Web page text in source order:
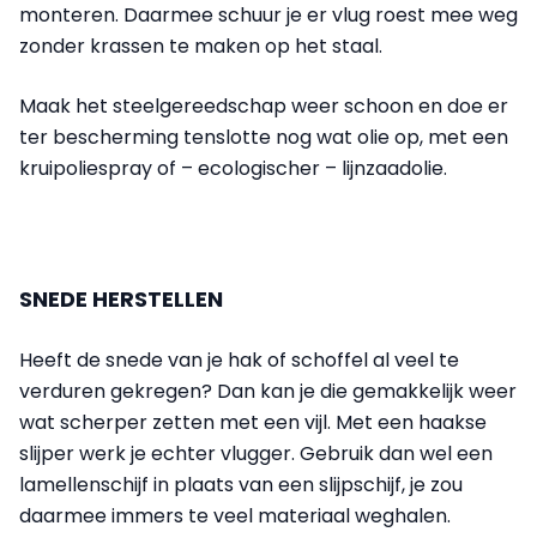
monteren. Daarmee schuur je er vlug roest mee weg
zonder krassen te maken op het staal.
Maak het steelgereedschap weer schoon en doe er
ter bescherming tenslotte nog wat olie op, met een
kruipoliespray of – ecologischer – lijnzaadolie.
SNEDE HERSTELLEN
Heeft de snede van je hak of schoffel al veel te
verduren gekregen? Dan kan je die gemakkelijk weer
wat scherper zetten met een vijl. Met een haakse
slijper werk je echter vlugger. Gebruik dan wel een
lamellenschijf in plaats van een slijpschijf, je zou
daarmee immers te veel materiaal weghalen.